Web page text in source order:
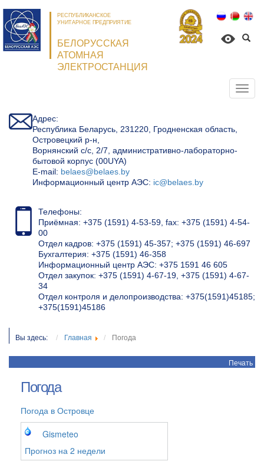
РЕСПУБЛИКАНСКОЕ
УНИТАРНОЕ ПРЕДПРИЯТИЕ
БЕЛОРУССКАЯ
АТОМНАЯ
ЭЛЕКТРОСТАНЦИЯ
Адрес:
Республика Беларусь, 231220, Гродненская область,
Островецкий р-н,
Ворнянский с/с, 2/7, административно-лабораторно-
бытовой корпус (00UYA)
Е-mail: belaes@belaes.by
Информационный центр АЭС: ic@belaes.by
Телефоны:
Приёмная: +375 (1591) 4-53-59, fax: +375 (1591) 4-54-
00
Отдел кадров: +375 (1591) 45-357; +375 (1591) 46-697
Бухгалтерия: +375 (1591) 46-358
Информационный центр АЭС: +375 1591 46 605
Отдел закупок: +375 (1591) 4-67-19, +375 (1591) 4-67-
34
Отдел контроля и делопроизводства: +375(1591)45185;
+375(1591)45186
Вы здесь: Главная Погода
Печать
Погода
Погода в Островце
Gismeteo
Прогноз на 2 недели